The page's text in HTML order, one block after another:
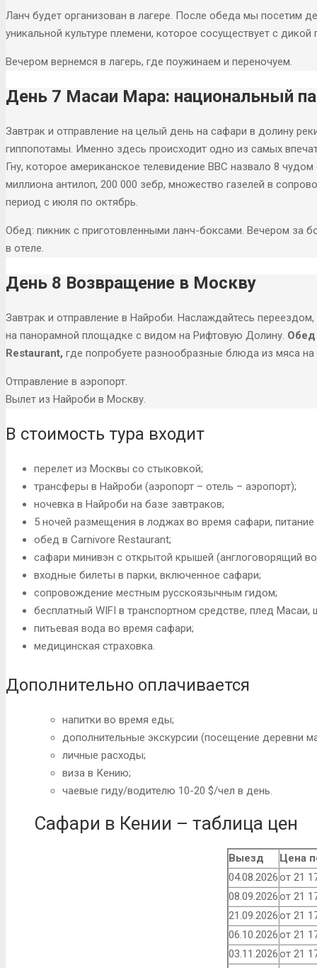
Ланч будет организован в лагере. После обеда мы посетим
уникальной культуре племени, которое сосуществует с дикой
Вечером вернемся в лагерь, где поужинаем и переночуем.
День 7 Масаи Мара: национальный
Завтрак и отправление на целый день на сафари в долину
гиппопотамы. Именно здесь происходит одно из самых
Гну, которое американское телевидение BBC назвало 8
миллиона антилоп, 200 000 зебр, множество газелей в
период с июля по октябрь.
Обед: пикник с приготовленными ланч-боксами. Вечером за
в отеле.
День 8 Возвращение в Москву
Завтрак и отправление в Найроби. Наслаждайтесь
на панорамной площадке с видом на Рифтовую Долину. Обед
Restaurant, где попробуете разнообразные блюда из мяса на
Отправление в аэропорт.
Вылет из Найроби в Москву.
В стоимость тура входит
перелет из Москвы со стыковкой;
трансферы в Найроби (аэропорт – отель – аэропорт);
ночевка в Найроби на базе завтраков;
5 ночей размещения в лоджах во время сафари,
обед в Carnivore Restaurant;
сафари минивэн с открытой крышей (англоговорящий
входные билеты в парки, включенное сафари;
сопровождение местным русскоязычным гидом;
бесплатный WIFI в транспортном средстве, плед
питьевая вода во время сафари;
медицинская страховка.
Дополнительно оплачивается
напитки во время еды;
дополнительные экскурсии (посещение деревни
личные расходы;
виза в Кению;
чаевые гиду/водителю 10-20 $/чел в день.
Сафари в Кении – таблица цен
Выезд
Цена
04.08.2026от 21
08.09.2026от 21
21.09.2026от 21
06.10.2026от 21
03.11.2026от 21